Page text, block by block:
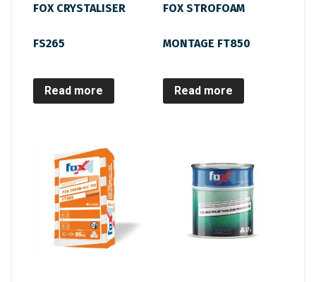
FOX CRYSTALISER
FS265
Read more
FOX STROFOAM
MONTAGE FT850
Read more